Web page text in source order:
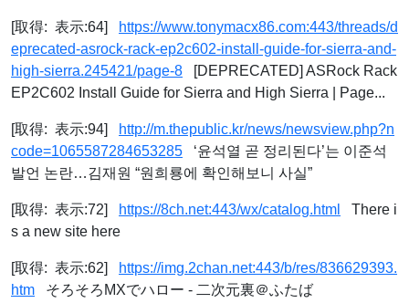
[取得: 表示:64]
https://www.tonymacx86.com:443/threads/d
eprecated-asrock-rack-ep2c602-install-guide-for-sierra-and-
high-sierra.245421/page-8 [DEPRECATED] ASRock Rack
EP2C602 Install Guide for Sierra and High Sierra | Page...
[取得: 表示:94]
http://m.thepublic.kr/news/newsview.php?n
code=1065587284653285 ‘윤석열 곧 정리된다’는 이준석
발언 논란…김재원 “원희룡에 확인해보니 사실”
[取得: 表示:72] https://8ch.net:443/wx/catalog.html
There i
s a new site here
[取得: 表示:62]
https://img.2chan.net:443/b/res/836629393.
htm そろそろMXでハロー - 二次元裏＠ふたば